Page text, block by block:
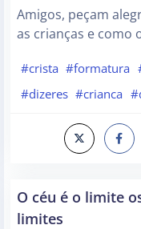
Amigos, peçam
as crianças e como
#crista #formatura
#dizeres #crianca
O céu é o limite
limites